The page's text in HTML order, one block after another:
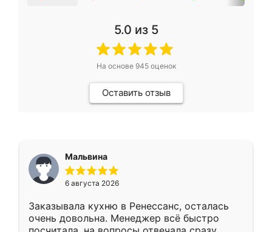
5.0 из 5
На основе 945оценок
Оставить отзыв
Мальвина
6 августа 2026
Заказывала кухню в Ренессанс, осталась
очень довольна. Менеджер всё быстро